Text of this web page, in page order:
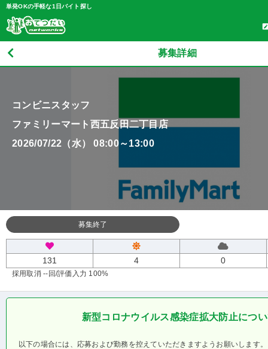
単発OKの手軽な1日バイト探し
募集詳細
コンビニスタッフ
ファミリーマート西五反田二丁目店
2026/07/22（水） 08:00～13:00
募集終了
131 4 0
採用取消 --回/評価入力 100%
新型コロナウイルス感染症拡大防止につ
以下の場合には、応募および勤務を控えていただきますようお願いします。